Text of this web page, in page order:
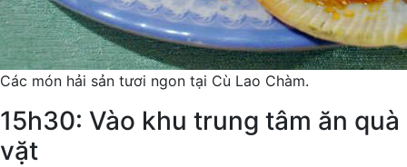
Các món hải sản tươi ngon tại Cù Lao Chàm.
15h30: Vào khu trung tâm ăn quà
vặt